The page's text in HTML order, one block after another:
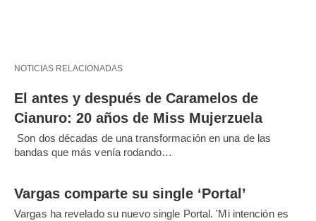
NOTICIAS RELACIONADAS
El antes y después de Caramelos de
Cianuro: 20 años de Miss Mujerzuela
Son dos décadas de una transformación en una de las
bandas que más venía rodando…
Vargas comparte su single ‘Portal’
Vargas ha revelado su nuevo single Portal. 'Mi intención es